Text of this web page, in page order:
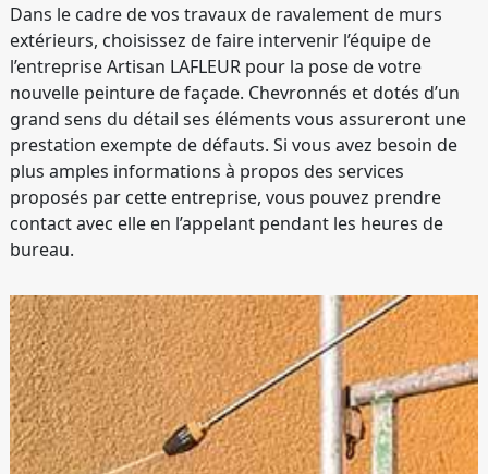
Dans le cadre de vos travaux de ravalement de murs
extérieurs, choisissez de faire intervenir l’équipe de
l’entreprise Artisan LAFLEUR pour la pose de votre
nouvelle peinture de façade. Chevronnés et dotés d’un
grand sens du détail ses éléments vous assureront une
prestation exempte de défauts. Si vous avez besoin de
plus amples informations à propos des services
proposés par cette entreprise, vous pouvez prendre
contact avec elle en l’appelant pendant les heures de
bureau.